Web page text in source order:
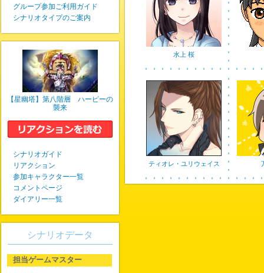
水上 桜
ティオレ・ユリウェイス
グループ参加ご利用ガイド
シナリオタイプのご案内
【星幽塔】第八階層 ハーピーの
襲来
シナリオガイド
リアクション
参加キャラクター一覧
コメントページ
ダイアリー一覧
シナリオデータ
担当ゲームマスター